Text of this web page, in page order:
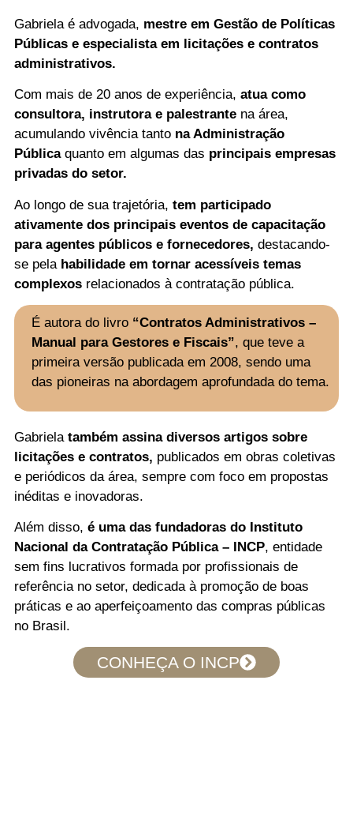
Gabriela é advogada, mestre em Gestão de Políticas
Públicas e especialista em licitações e contratos
administrativos.
Com mais de 20 anos de experiência, atua como
consultora, instrutora e palestrantena área,
acumulando vivência tanto na Administração
Públicaquanto em algumas das principais empresas
privadas do setor.
Ao longo de sua trajetória, tem participado
ativamente dos principais eventos de capacitação
para agentes públicos e fornecedores, destacando-
se pela habilidade em tornar acessíveis temas
complexosrelacionados à contratação pública.
É autora do livro “Contratos Administrativos –
Manual para Gestores e Fiscais”, que teve a
primeira versão publicada em 2008, sendo uma
das pioneiras na abordagem aprofundada do tema.
Gabriela também assina diversos artigos sobre
licitações e contratos, publicados em obras coletivas
e periódicos da área, sempre com foco em propostas
inéditas e inovadoras.
Além disso, é uma das fundadoras do Instituto
Nacional da Contratação Pública – INCP, entidade
sem fins lucrativos formada por profissionais de
referência no setor, dedicada à promoção de boas
práticas e ao aperfeiçoamento das compras públicas
no Brasil.
CONHEÇA O INCP